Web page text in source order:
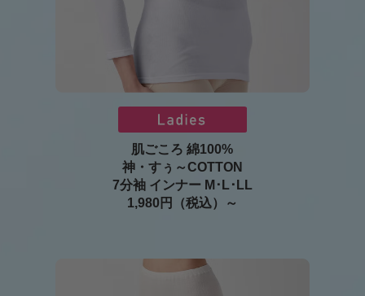
肌ごころ 綿100%
神・すぅ～COTTON
7分袖 インナー M･L･LL
1,980円（税込）～